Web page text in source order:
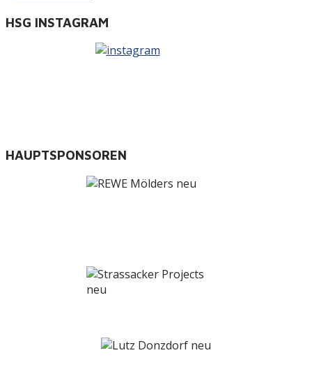
HSG INSTAGRAM
HAUPTSPONSOREN